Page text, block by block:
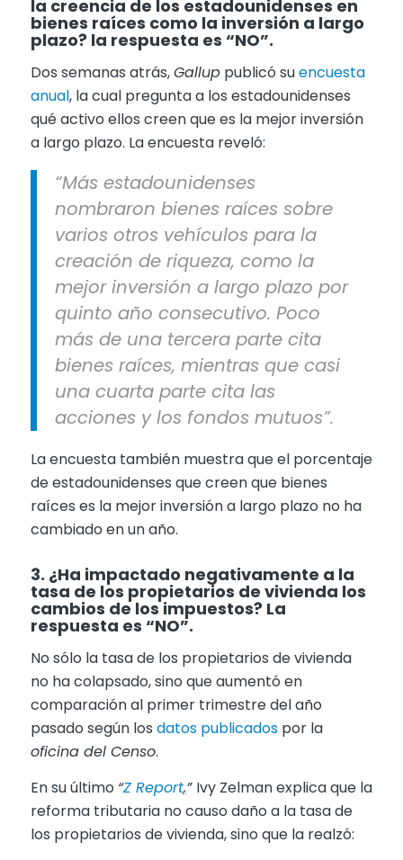
la creencia de los estadounidenses en
bienes raíces como la inversión a largo
plazo? la respuesta es “NO”.
Dos semanas atrás,Galluppublicó suencuesta
anual, la cual pregunta a los estadounidenses
qué activo ellos creen que es la mejor inversión
a largo plazo. La encuesta reveló:
“Más estadounidenses
nombraron bienes raíces sobre
varios otros vehículos para la
creación de riqueza, como la
mejor inversión a largo plazo por
quinto año consecutivo. Poco
más de una tercera parte cita
bienes raíces, mientras que casi
una cuarta parte cita las
acciones y los fondos mutuos”.
La encuesta también muestra que el porcentaje
de estadounidenses que creen que bienes
raíces es la mejor inversión a largo plazo no ha
cambiado en un año.
3. ¿Ha impactado negativamente a la
tasa de los propietarios de vivienda los
cambios de los impuestos? La
respuesta es “NO”.
No sólo la tasa de los propietarios de vivienda
no ha colapsado, sino que aumentó en
comparación al primer trimestre del año
pasado según los datos publicadospor la
oficina del Censo.
En su último “Z Report,” Ivy Zelman explica que la
reforma tributaria no causo daño a la tasa de
los propietarios de vivienda, sino que la realzó: